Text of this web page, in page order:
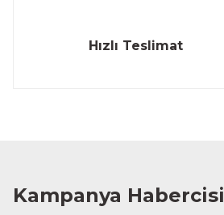
Hızlı Teslimat
Kampanya Habercisi